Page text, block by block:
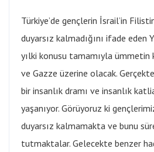
Türkiye’de gençlerin İsrail’in
duyarsız kalmadığını ifade eden
yılki konusu tamamıyla ümmetin
ve Gazze üzerine olacak.
bir insanlık dramı ve insanlık
yaşanıyor. Görüyoruz ki
duyarsız kalmamakta ve bunu
tutmaktalar. Gelecekte benzer